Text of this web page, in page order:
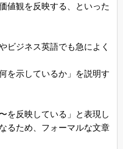
値観を反映する、といった
ビジネス英語でも急によく
を示しているか」を説明す
を反映している」と表現し
るため、フォーマルな文章